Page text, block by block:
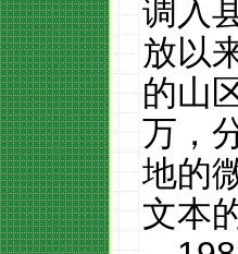
调入
放以
的山
万，
地的
文本